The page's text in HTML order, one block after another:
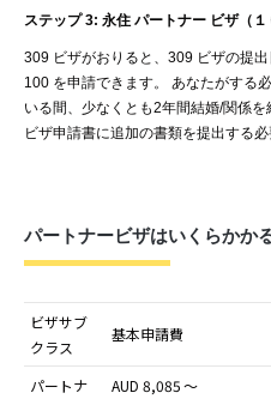
ステップ3: 永住 パートナー ビザ（
309 ビザがおりると、 309 ビザの提
100 を申請できます。 あなたがする
いる間、少なくとも2年間結婚/関係を
ビザ申請書に追加の書類を提出する必
パートナービザはいくらかか
ビザサブ
クラス
基本申請費
パートナ
AUD 8,085～